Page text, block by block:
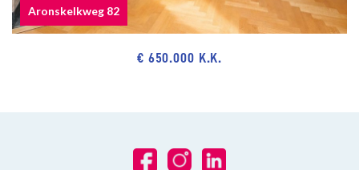
Aronskelkweg 82
€ 650.000 K.K.